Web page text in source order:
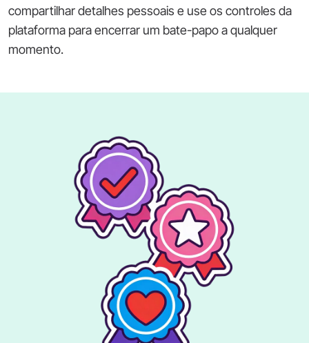
compartilhar detalhes pessoais e use os controles da
plataforma para encerrar um bate-papo a qualquer
momento.